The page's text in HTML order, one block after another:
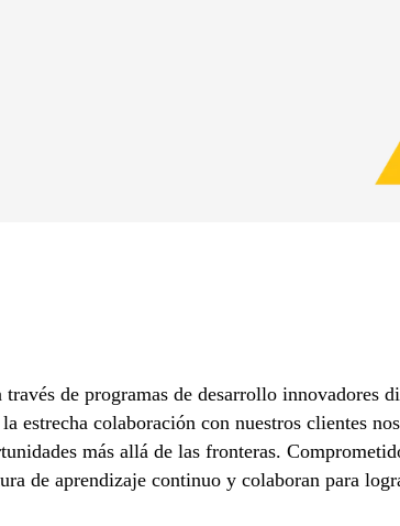
de programas de desarrollo innovadores
estrecha colaboración con nuestros clientes
más allá de las fronteras.
de aprendizaje continuo y colaboran para